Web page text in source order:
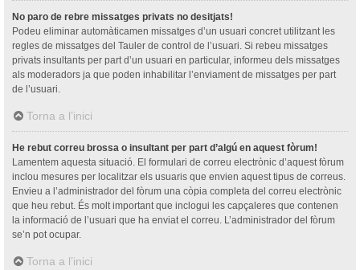
No paro de rebre missatges privats no desitjats!
Podeu eliminar automàticamen missatges d’un usuari concret utilitzant les
regles de missatges del Tauler de control de l’usuari. Si rebeu missatges
privats insultants per part d’un usuari en particular, informeu dels missatges
als moderadors ja que poden inhabilitar l’enviament de missatges per part
de l’usuari.
Torna a l’inici
He rebut correu brossa o insultant per part d’algú en aquest fòrum!
Lamentem aquesta situació. El formulari de correu electrònic d’aquest fòrum
inclou mesures per localitzar els usuaris que envien aquest tipus de correus.
Envieu a l’administrador del fòrum una còpia completa del correu electrònic
que heu rebut. És molt important que inclogui les capçaleres que contenen
la informació de l’usuari que ha enviat el correu. L’administrador del fòrum
se’n pot ocupar.
Torna a l’inici